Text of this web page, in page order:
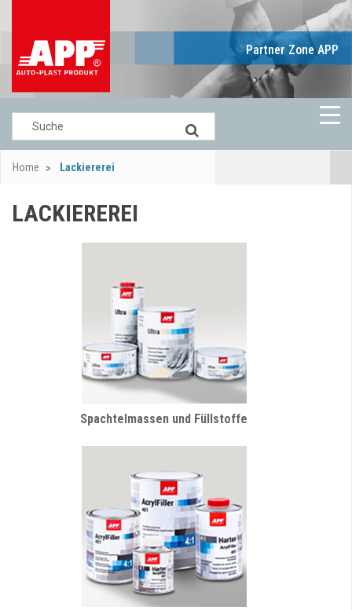
Partner Zone APP
Home Lackiererei
LACKIEREREI
Spachtelmassen und Füllstoffe